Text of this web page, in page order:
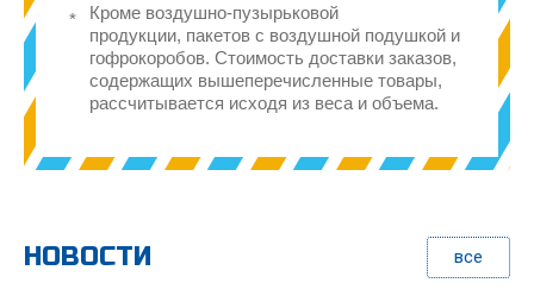
Кроме воздушно-пузырьковой
продукции, пакетов с воздушной подушкой и
гофрокоробов. Стоимость доставки заказов,
содержащих вышеперечисленные товары,
рассчитывается исходя из веса и объема.
НОВОСТИ все